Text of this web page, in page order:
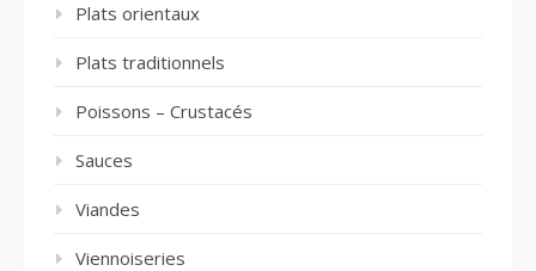
Plats orientaux
Plats traditionnels
Poissons – Crustacés
Sauces
Viandes
Viennoiseries